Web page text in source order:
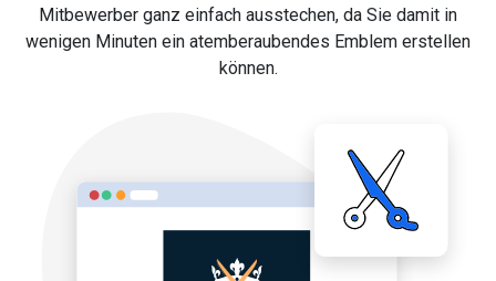
Mitbewerber ganz einfach ausstechen, da Sie damit in
wenigen Minuten ein atemberaubendes Emblem erstellen
können.